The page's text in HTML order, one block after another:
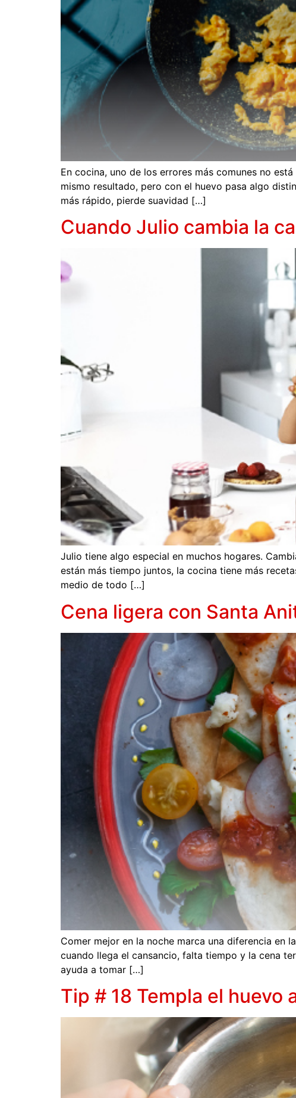
En cocina, uno de los errores más comunes no
mismo resultado, pero con el huevo pasa algo
más rápido, pierde suavidad […]
Cuando Julio cambia la
Julio tiene algo especial en muchos hogares.
están más tiempo juntos, la cocina tiene más
medio de todo […]
Cena ligera con Santa
Comer mejor en la noche marca una diferencia en
cuando llega el cansancio, falta tiempo y la cena
ayuda a tomar […]
Tip # 18 Templa el huevo